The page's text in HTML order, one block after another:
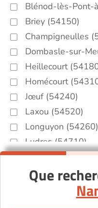
Blénod-lès-Pont-
Briey (54150)
Champigneulles
Dombasle-sur-
Heillecourt
Homécourt
Jœuf (54240)
Laxou (54520)
Longuyon (54260)
Ludres (54710)
Lunéville (54300)
Malzéville
Neuves-Maisons
Pont-à-Mousson
Que